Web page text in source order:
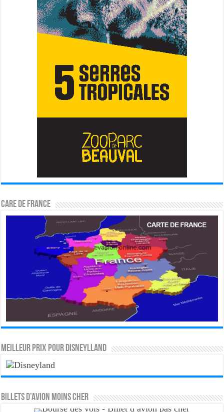
CARE DE FRANCE
MEILLEUR PRIX POUR DISNEYLLAND
Billets d’avion moins cher